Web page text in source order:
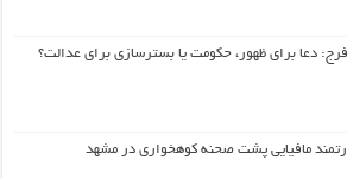
دعا برای ظهور، حکومت یا بسترسازی برای عدالت؟
مافیایی پشت صحنه کوهخواری در مشهد